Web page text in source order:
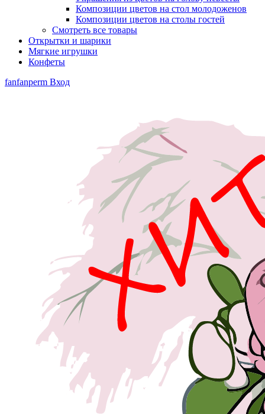
Композиции цветов на стол молодоженов
Композиции цветов на столы гостей
Смотреть все товары
Открытки и шарики
Мягкие игрушки
Конфеты
fanfanperm Вход